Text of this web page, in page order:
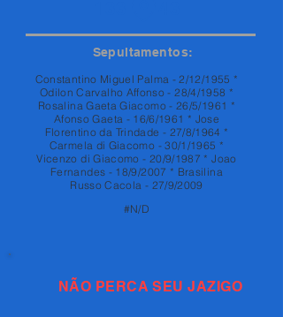
Sepultamentos:
Constantino Miguel Palma - 2/12/1955 *
Odilon Carvalho Affonso - 28/4/1958 *
Rosalina Gaeta Giacomo - 26/5/1961 *
Afonso Gaeta - 16/6/1961 * Jose
Florentino da Trindade - 27/8/1964 *
Carmela di Giacomo - 30/1/1965 *
Vicenzo di Giacomo - 20/9/1987 * Joao
Fernandes - 18/9/2007 * Brasilina
Russo Cacola - 27/9/2009
#N/D
NÃO PERCA SEU JAZIGO